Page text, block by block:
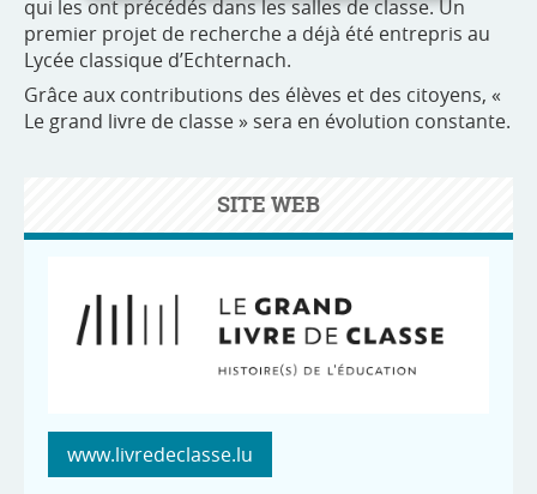
qui les ont précédés dans les salles de classe. Un
premier projet de recherche a déjà été entrepris au
Lycée classique d’Echternach.
Grâce aux contributions des élèves et des citoyens, «
Le grand livre de classe » sera en évolution constante.
SITE WEB
www.livredeclasse.lu